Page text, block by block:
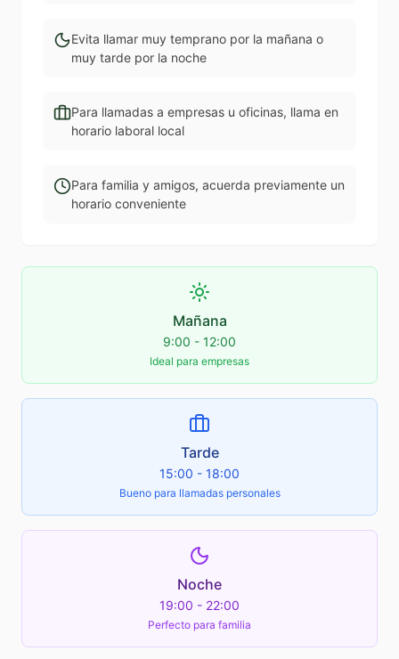
Evita llamar muy temprano por la mañana o
muy tarde por la noche
Para llamadas a empresas u oficinas, llama en
horario laboral local
Para familia y amigos, acuerda previamente un
horario conveniente
Mañana
9:00 - 12:00
Ideal para empresas
Tarde
15:00 - 18:00
Bueno para llamadas personales
Noche
19:00 - 22:00
Perfecto para familia